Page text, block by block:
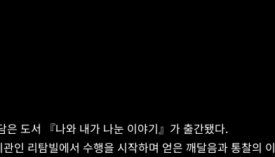
도서 『나와 내가 나눈 이야기』가 출간됐다.
인 리탐빌에서 수행을 시작하며 얻은 깨달음과 통찰의 이